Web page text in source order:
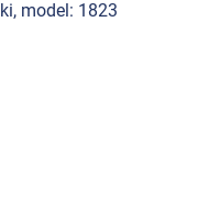
model: 1823